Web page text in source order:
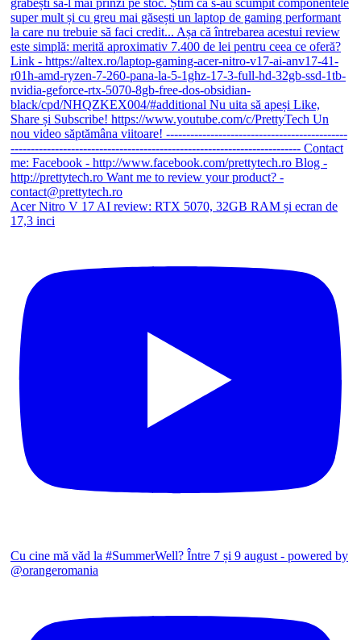
Acer Nitro V 17 AI review: RTX 5070, 32GB RAM și ecran de
17,3 inci
Cu cine mă văd la #SummerWell? Între 7 și 9 august - powered by
@orangeromania